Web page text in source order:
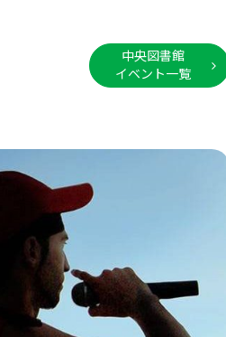
中央図書館
イベント一覧